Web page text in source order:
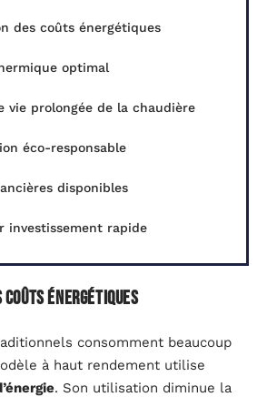
des coûts énergétiques
optimal
vie prolongée de la chaudière
éco-responsable
disponibles
investissement rapide
coûts énergétiques
consomment beaucoup
à haut rendement utilise
. Son utilisation diminue la